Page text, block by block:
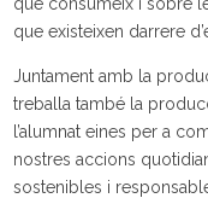
que existeixen darrere
Juntament amb la
treballa també la
l’alumnat eines per a
nostres accions
sostenibles i